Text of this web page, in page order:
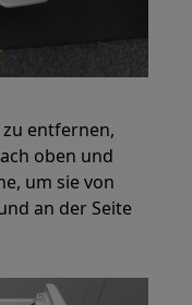
entfernen,
oben und
um sie von
an der Seite